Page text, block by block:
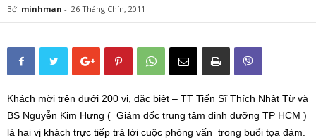
Bởi minhman - 26 Tháng Chín, 2011
Khách mời trên dưới 200 vị, đặc biệt – TT Tiến Sĩ Thích Nhật Từ và
BS Nguyễn Kim Hưng ( Giám đốc trung tâm dinh dưỡng TP HCM )
là hai vị khách trực tiếp trả lời cuộc phỏng vấn trong buổi tọa đàm.